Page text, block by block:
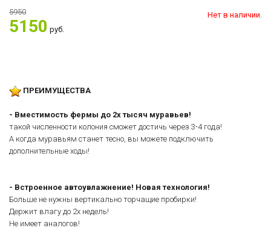
5950
5150 руб.
Нет в наличии.
ПРЕИМУЩЕСТВА
- Вместимость фермы до 2х тысяч муравьев!
такой численности колония сможет достичь через 3-4 года!
А когда муравьям станет тесно, вы можете подключить
дополнительные ходы!
- Встроенное автоувлажнение! Новая технология!
Больше не нужны вертикально торчащие пробирки!
Держит влагу до 2х недель!
Не имеет аналогов!